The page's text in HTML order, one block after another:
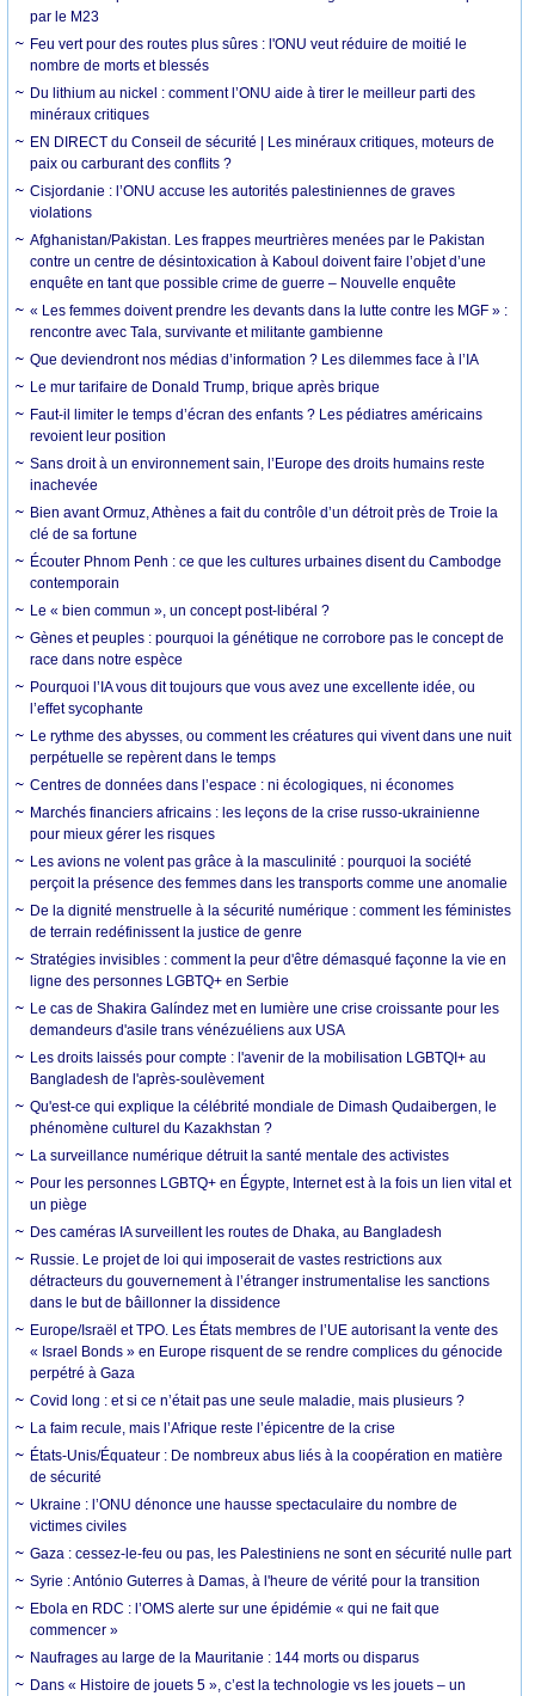
par le M23
Feu vert pour des routes plus sûres : l'ONU veut réduire de moitié le
nombre de morts et blessés
Du lithium au nickel : comment l’ONU aide à tirer le meilleur parti des
minéraux critiques
EN DIRECT du Conseil de sécurité | Les minéraux critiques, moteurs de
paix ou carburant des conflits ?
Cisjordanie : l’ONU accuse les autorités palestiniennes de graves
violations
Afghanistan/Pakistan. Les frappes meurtrières menées par le Pakistan
contre un centre de désintoxication à Kaboul doivent faire l’objet d’une
enquête en tant que possible crime de guerre – Nouvelle enquête
« Les femmes doivent prendre les devants dans la lutte contre les MGF » :
rencontre avec Tala, survivante et militante gambienne
Que deviendront nos médias d’information ? Les dilemmes face à l’IA
Le mur tarifaire de Donald Trump, brique après brique
Faut-il limiter le temps d’écran des enfants ? Les pédiatres américains
revoient leur position
Sans droit à un environnement sain, l’Europe des droits humains reste
inachevée
Bien avant Ormuz, Athènes a fait du contrôle d’un détroit près de Troie la
clé de sa fortune
Écouter Phnom Penh : ce que les cultures urbaines disent du Cambodge
contemporain
Le « bien commun », un concept post-libéral ?
Gènes et peuples : pourquoi la génétique ne corrobore pas le concept de
race dans notre espèce
Pourquoi l’IA vous dit toujours que vous avez une excellente idée, ou
l’effet sycophante
Le rythme des abysses, ou comment les créatures qui vivent dans une nuit
perpétuelle se repèrent dans le temps
Centres de données dans l’espace : ni écologiques, ni économes
Marchés financiers africains : les leçons de la crise russo-ukrainienne
pour mieux gérer les risques
Les avions ne volent pas grâce à la masculinité : pourquoi la société
perçoit la présence des femmes dans les transports comme une anomalie
De la dignité menstruelle à la sécurité numérique : comment les féministes
de terrain redéfinissent la justice de genre
Stratégies invisibles : comment la peur d'être démasqué façonne la vie en
ligne des personnes LGBTQ+ en Serbie
Le cas de Shakira Galíndez met en lumière une crise croissante pour les
demandeurs d'asile trans vénézuéliens aux USA
Les droits laissés pour compte : l'avenir de la mobilisation LGBTQI+ au
Bangladesh de l'après-soulèvement
Qu'est-ce qui explique la célébrité mondiale de Dimash Qudaibergen, le
phénomène culturel du Kazakhstan ?
La surveillance numérique détruit la santé mentale des activistes
Pour les personnes LGBTQ+ en Égypte, Internet est à la fois un lien vital et
un piège
Des caméras IA surveillent les routes de Dhaka, au Bangladesh
Russie. Le projet de loi qui imposerait de vastes restrictions aux
détracteurs du gouvernement à l’étranger instrumentalise les sanctions
dans le but de bâillonner la dissidence
Europe/Israël et TPO. Les États membres de l’UE autorisant la vente des
« Israel Bonds » en Europe risquent de se rendre complices du génocide
perpétré à Gaza
Covid long : et si ce n’était pas une seule maladie, mais plusieurs ?
La faim recule, mais l’Afrique reste l’épicentre de la crise
États-Unis/Équateur : De nombreux abus liés à la coopération en matière
de sécurité
Ukraine : l’ONU dénonce une hausse spectaculaire du nombre de
victimes civiles
Gaza : cessez-le-feu ou pas, les Palestiniens ne sont en sécurité nulle part
Syrie : António Guterres à Damas, à l'heure de vérité pour la transition
Ebola en RDC : l’OMS alerte sur une épidémie « qui ne fait que
commencer »
Naufrages au large de la Mauritanie : 144 morts ou disparus
Dans « Histoire de jouets 5 », c’est la technologie vs les jouets – un